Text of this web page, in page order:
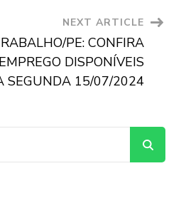
NEXT ARTICLE
PE: CONFIRA
DISPONÍVEIS
SEGUNDA 15/07/2024